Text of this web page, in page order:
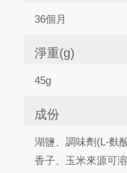
36個月
淨重(g)
45g
成份
湖鹽、調味劑(L-麩
香子、玉米來源可